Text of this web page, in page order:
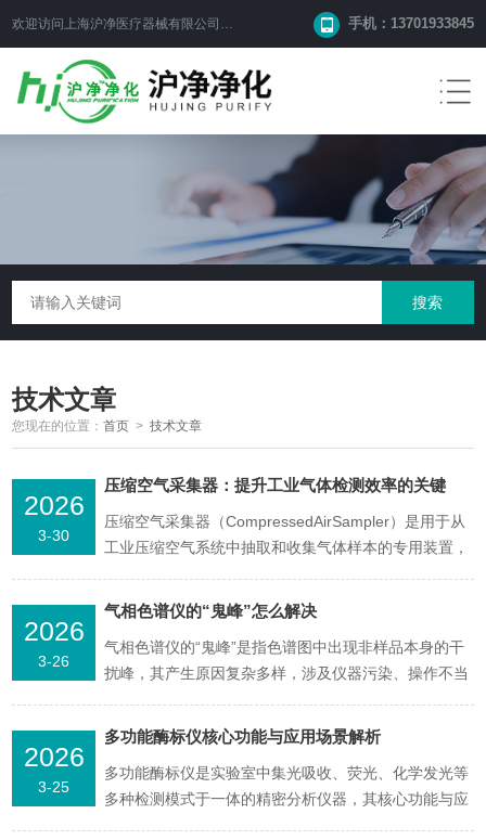
欢迎访问上海沪净医疗器械有限公司网站！ 手机：13701933845
技术文章
您现在的位置：首页 >技术文章
2026
3-30
压缩空气采集器：提升工业气体检测效率的关键
压缩空气采集器（CompressedAirSampler）是用于从
工业压缩空气系统中抽取和收集气体样本的专用装置，
测等质量控制活动中扮演着样品采集的关键角色。在现
代工业生产中，压缩空气作为一种清洁的动力介质被广
泛应用于气动工具驱动、仪表气源吹扫、发酵罐...
2026
3-26
气相色谱仪的“鬼峰”怎么解决
气相色谱仪的“鬼峰”是指色谱图中出现非样品本身的干
扰峰，其产生原因复杂多样，涉及仪器污染、操作不当
略等方面进行系统阐述：一、成因分析1.仪器系统污
染：进样口硅胶垫碎屑、衬管残留物或分流平板污染物
可能在高温下挥发形成鬼峰。此外，色谱柱长期使用后
积累的高沸...
2026
3-25
多功能酶标仪核心功能与应用场景解析
多功能酶标仪是实验室中集光吸收、荧光、化学发光等
多种检测模式于一体的精密分析仪器，其核心功能与应